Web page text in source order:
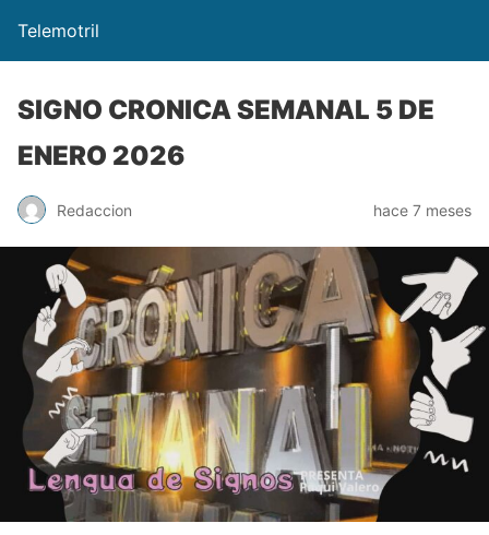
Telemotril
SIGNO CRONICA SEMANAL 5 DE
ENERO 2026
Redaccion hace 7 meses